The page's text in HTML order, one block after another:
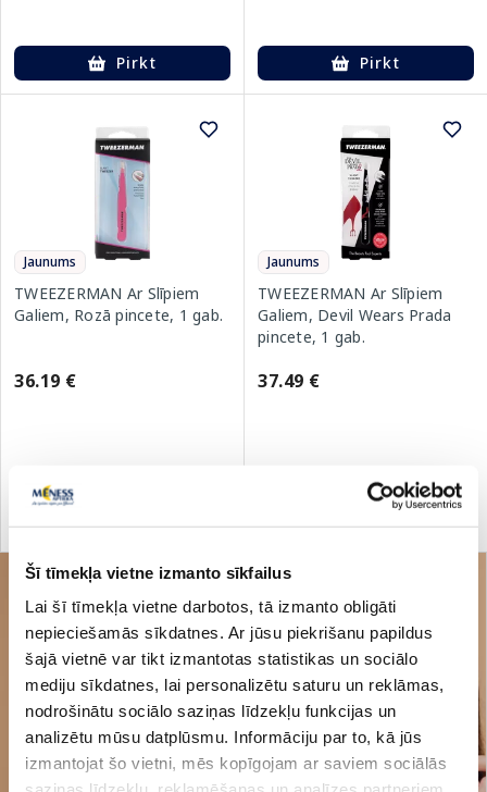
Šī tīmekļa vietne izmanto sīkfailus
Lai šī tīmekļa vietne darbotos, tā izmanto obligāti
nepieciešamās sīkdatnes. Ar jūsu piekrišanu papildus
šajā vietnē var tikt izmantotas statistikas un sociālo
mediju sīkdatnes, lai personalizētu saturu un reklāmas,
nodrošinātu sociālo saziņas līdzekļu funkcijas un
analizētu mūsu datplūsmu. Informāciju par to, kā jūs
izmantojat šo vietni, mēs kopīgojam ar saviem sociālās
Pirkt Pirkt
Jaunums
TWEEZERMAN Ar Slīpiem
Galiem, Rozā pincete, 1 gab.
36.19 €
Jaunums
TWEEZERMAN Ar Slīpiem
Galiem, Devil Wears Prada
pincete, 1 gab.
37.49 €